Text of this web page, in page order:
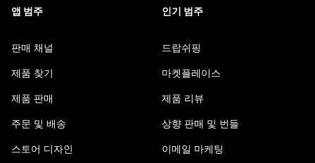
앱 범주
판매 채널
제품 찾기
제품 판매
주문 및 배송
스토어 디자인
인기 범주
드랍쉬핑
마켓플레이스
제품 리뷰
상향 판매 및 번들
이메일 마케팅